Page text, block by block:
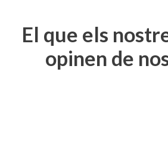
El que els
opinen de